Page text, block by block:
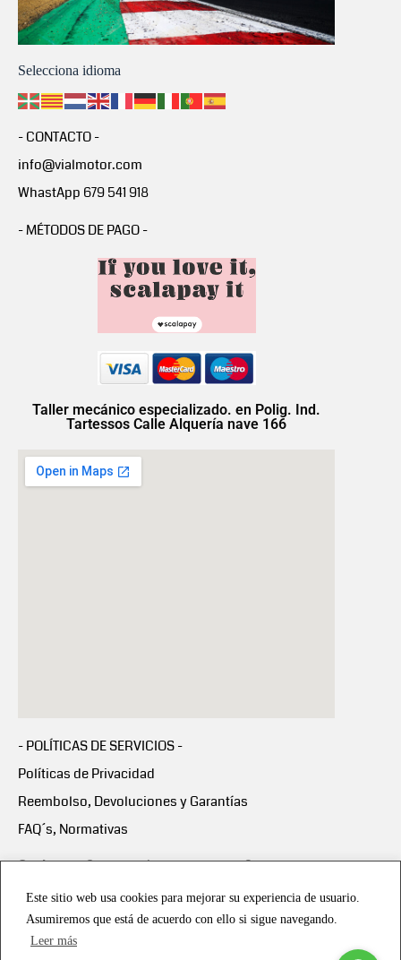
Este sitio web usa cookies para mejorar su experiencia de usuario.
Asumiremos que está de acuerdo con ello si sigue navegando.
Leer más
Selecciona idioma
- CONTACTO -
info@vialmotor.com
WhastApp 679 541 918
- MÉTODOS DE PAGO -
Taller mecánico especializado. en Polig. Ind.
Tartessos Calle Alquería nave 166
- POLÍTICAS DE SERVICIOS -
Políticas de Privacidad
Reembolso, Devoluciones y Garantías
FAQ´s, Normativas
Scalapay:Compra ahora y paga en 3 cuotas
Scalapay Política Privacidad